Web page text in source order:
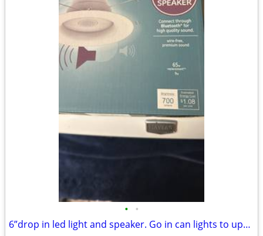
• •
6”drop in led light and speaker. Go in can lights to update GE brand